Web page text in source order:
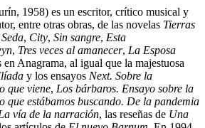
1958) es un escritor, crítico musical y
entre otras obras, de las novelas Tierras
Seda, City, Sin sangre, Esta
, Tres veces al amanecer, La Esposa
en Anagrama, al igual que la majestuosa
y los ensayos Next. Sobre la
que viene, Los bárbaros. Ensayo sobre la
que estábamos buscando. De la pandemia
vía de la narración, las reseñas de Una